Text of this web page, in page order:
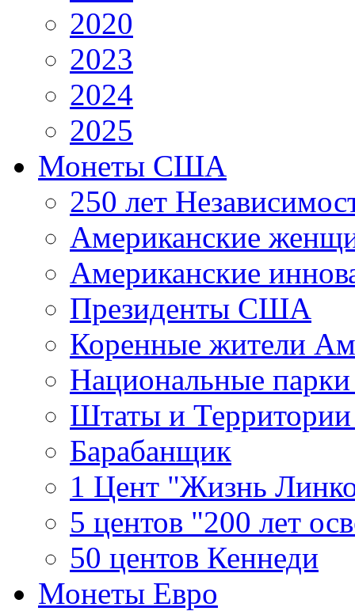
2020
2023
2024
2025
Монеты США
250 лет
Американские
Американские
Президенты США
Коренные жители
Национальные
Штаты и
Барабанщик
1 Цент "Жизнь
5 центов "200 лет
50 центов Кеннеди
Монеты Евро